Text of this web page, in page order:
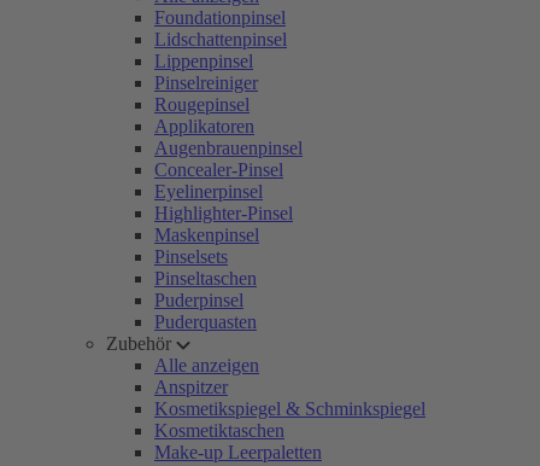
Foundationpinsel
Lidschattenpinsel
Lippenpinsel
Pinselreiniger
Rougepinsel
Applikatoren
Augenbrauenpinsel
Concealer-Pinsel
Eyelinerpinsel
Highlighter-Pinsel
Maskenpinsel
Pinselsets
Pinseltaschen
Puderpinsel
Puderquasten
Zubehör
Alle anzeigen
Anspitzer
Kosmetikspiegel & Schminkspiegel
Kosmetiktaschen
Make-up Leerpaletten